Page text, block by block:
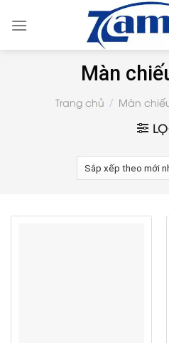
Màn
Trang chủ / Màn